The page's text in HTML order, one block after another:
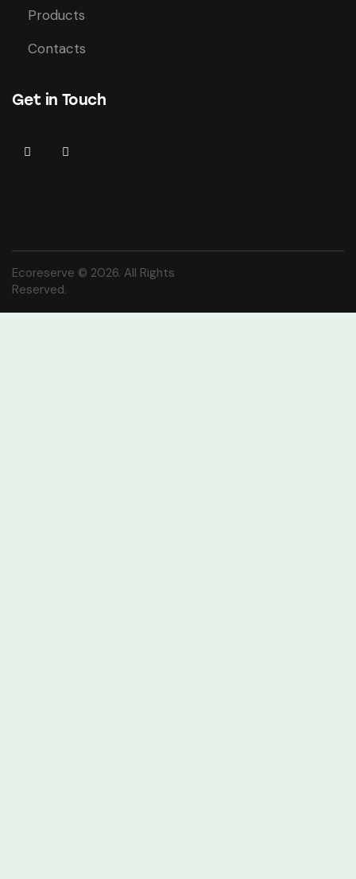
Products
Contacts
Get in Touch
Ecoreserve © 2026. All Rights
Reserved.